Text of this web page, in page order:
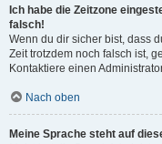
Ich habe die Zeitzone
falsch!
Wenn du dir sicher bist, dass
Zeit trotzdem noch falsch ist,
Kontaktiere einen
Nach oben
Meine Sprache steht auf